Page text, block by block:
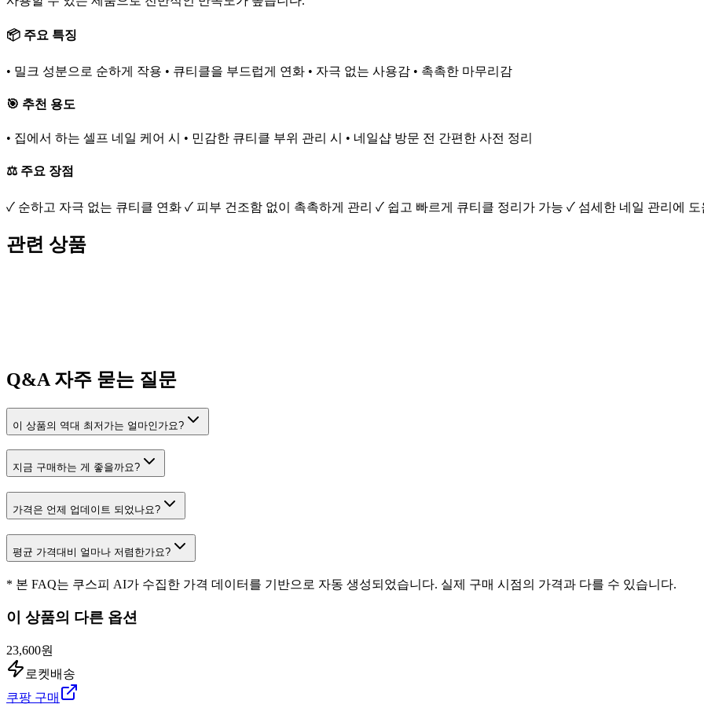
📦 주요 특징
• 밀크 성분으로 순하게 작용 • 큐티클을 부드럽게 연화 • 자극 없는 사용감 • 촉촉한 마무리감
🎯 추천 용도
• 집에서 하는 셀프 네일 케어 시 • 민감한 큐티클 부위 관리 시 • 네일샵 방문 전 간편한 사전 정리
⚖️ 주요 장점
✓ 순하고 자극 없는 큐티클 연화 ✓ 피부 건조함 없이 촉촉하게 관리 ✓ 쉽고 빠르게 큐티클 정리가 가능 ✓ 섬세한 네일 관리에 도
관련 상품
Q&A 자주 묻는 질문
이 상품의 역대 최저가는 얼마인가요?
지금 구매하는 게 좋을까요?
가격은 언제 업데이트 되었나요?
평균 가격대비 얼마나 저렴한가요?
* 본 FAQ는 쿠스피 AI가 수집한 가격 데이터를 기반으로 자동 생성되었습니다. 실제 구매 시점의 가격과 다를 수 있습니다.
이 상품의 다른 옵션
23,600원
로켓배송
쿠팡 구매